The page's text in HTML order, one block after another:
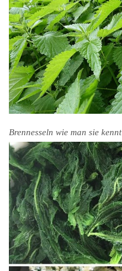
Brennesseln wie man sie kennt